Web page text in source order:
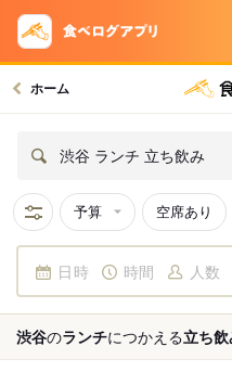
ホーム
渋谷 ランチ 立ち飲み
予算 空席あり
日時 時間 人数
渋谷のランチにつかえる立ち飲